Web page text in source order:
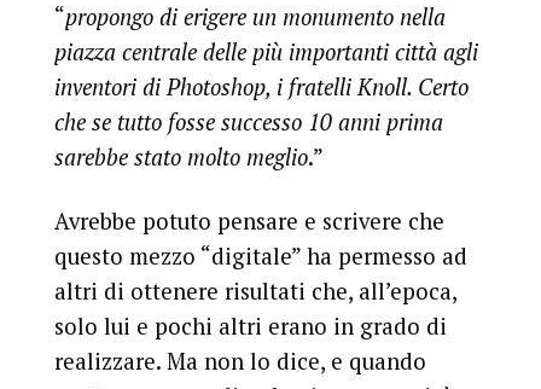
“propongo di erigere un monumento nella
piazza centrale delle più importanti città agli
inventori di Photoshop, i fratelli Knoll. Certo
che se tutto fosse successo 10 anni prima
sarebbe stato molto meglio.”
Avrebbe potuto pensare e scrivere che
questo mezzo “digitale” ha permesso ad
altri di ottenere risultati che, all’epoca,
solo lui e pochi altri erano in grado di
realizzare. Ma non lo dice, e quando